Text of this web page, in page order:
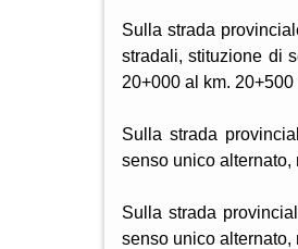
Sulla strada
stradali, stituzione di
20+000 al km.
Sulla strada
senso unico alternato,
Sulla strada
senso unico alternato,